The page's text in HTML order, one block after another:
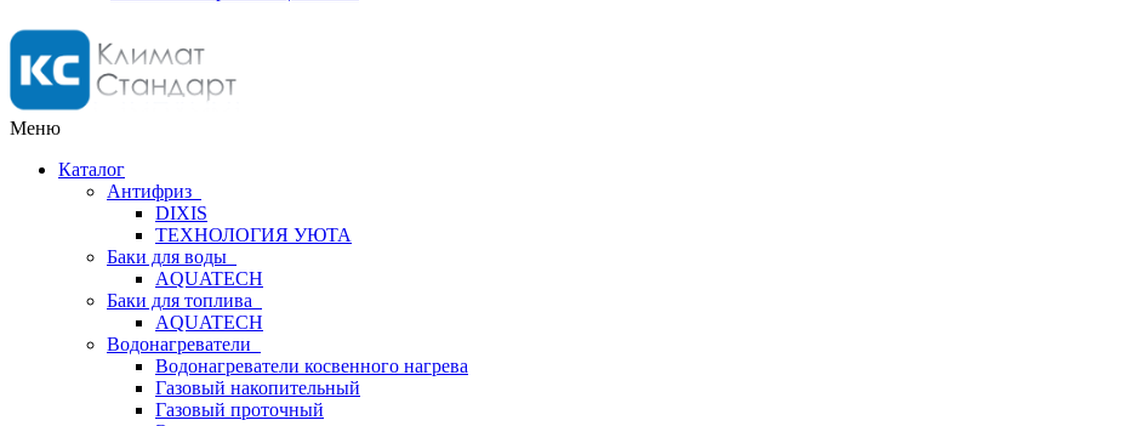
Меню
Каталог
Антифриз
DIXIS
ТЕХНОЛОГИЯ УЮТА
Баки для воды
AQUATECH
Баки для топлива
AQUATECH
Водонагреватели
Водонагреватели косвенного нагрева
Газовый накопительный
Газовый проточный